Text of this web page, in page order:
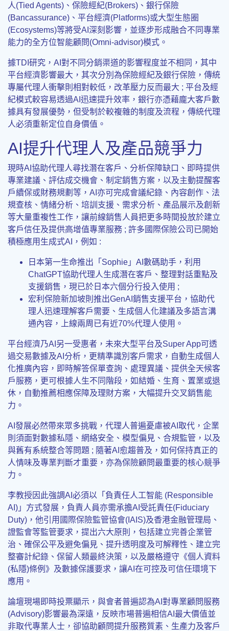
人(Tied Agents)、保險經紀(Brokers)、銀行保險
(Bancassurance)、平台經濟(Platforms)或大型生態圈
(Ecosystems)等將受AI深刻影響，並逐步形成融合不同專業
能力的全方位智能顧問(Omni-advisor)模式。
據TDI研究，AI對不同分銷渠道的影響程度並不相同，其中
平台經濟影響最大，其次分別為保險經紀及銀行保險，傳統
專屬代理人衝擊則相對較低，改革壓力反而最大 ; 平台及經
紀模式較容易透過AI迅速提升效率，銀行亦憑藉龐大客戶數
據具有發展優勢，但受制於較複雜的制度及流程，傳統代理
人必須重新定位自身價值。
AI提升代理人及產品競爭力
現時AI協助代理人尋找潛在客戶、分析保障缺口、即時提供
專業建議、評估成交機會、制定銷售方案，以及主動提醒客
戶續保或財務規劃等，AI亦可完成會議紀錄、內容創作、法
規查核、情緒分析、培訓支援、需求分析、產品展示及創新
等大量重複性工作，讓前線銷售人員把更多時間投放於建立
客戶信任及提供高增值專業服務 ; 許多國際保險公司已開始
積極應用生成式AI，例如 :
日本第一生命推出「Sophie」AI數碼助手，利用
ChatGPT協助代理人生成潛在客戶、整理對話重點及
支援銷售，現已於日本六個分行投入使用 ;
宏利保險新加坡則推出GenAI銷售支援平台，協助代
理人迅速理解客戶需要、生成個人化建議及多語言溝
通內容，上線兩周已有近70%代理人使用。
平台經濟乃AI另一受惠者，未來大型平台及Super App可透
過交易數據及AI分析，更精準識別客戶需求，自動生成個人
化推廣內容，即時解答保單查詢、處理異議、提供全天候客
戶服務，更可根據人生不同階段，如結婚、生育、置業或退
休，自動推薦相應保障及理財方案，大幅提升交叉銷售能
力。
AI發展必然帶來眾多挑戰，代理人普遍憂慮被AI取代，企業
則須面對數據私隱、網絡安全、模型偏見、合規監管，以及
與舊有系統整合等問題 ; 隨著AI愈趨普及，如何保持真正的
人情味及專業判斷才重要，亦為保險顧問最重要的核心競爭
力。
李教授因此強調AI必須以「負責任人工智能 (Responsible
AI)」方式發展，負責人員亦需承擔AI受託責任(Fiduciary
Duty)，他引用國際保險監管協會(IAIS)及香港金融管理局、
證監會等監管要求，提出六大原則，包括建立完善企業管
治、確保公平及避免偏見、提升透明度及可解釋性、建立完
整審計紀錄、保留人類最終決策，以及嚴格遵守《個人資料
(私隱)條例》及數據保護要求，讓AI在可控及可信任環境下
應用。
論壇現場即時投票顯示，與會者普遍認為AI對專業顧問服務
(Advisory)影響最為深遠，反映市場普遍相信AI最大價值並
非取代專業人士，卻協助顧問提升服務質素、生產力及客戶